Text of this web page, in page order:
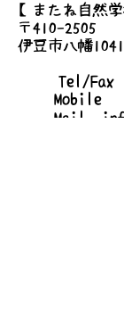
【またね自然
〒410-2505
伊豆市八幡
Tel/Fax
Mobile
Mail